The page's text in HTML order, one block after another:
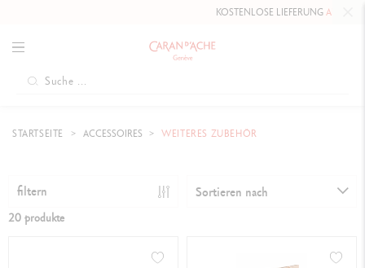
KOSTENLOSE LIEFERUNGAB 80 CHF
STARTSEITE ACCESSOIRES WEITERES ZUBEHÖR
filtern Sortieren nach
20 produkte